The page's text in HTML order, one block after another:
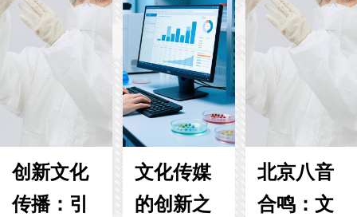
创新文化
传播：引
文化传媒
的创新之
北京八音
合鸣：文